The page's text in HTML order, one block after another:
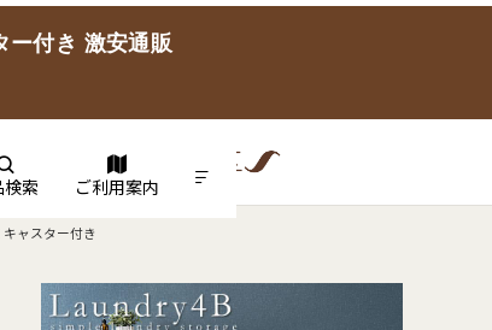
ー付き 激安通販
検索 ご利用案内
ャスター付き